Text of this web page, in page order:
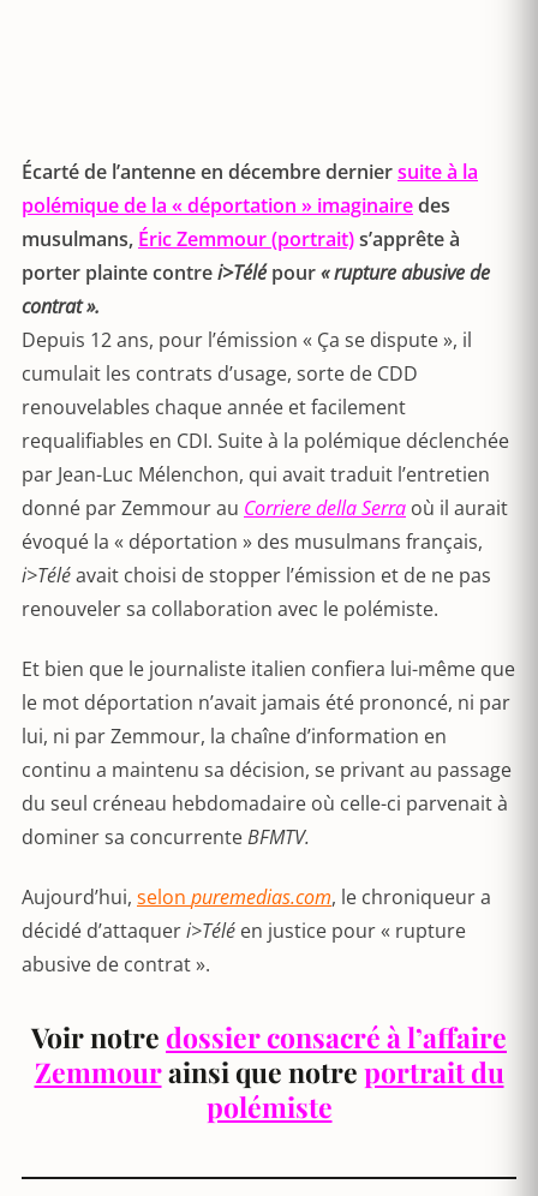
Écarté de l’antenne en décembre derniersuite à la
polémique de la « déportation » imaginairedes
musulmans, Éric Zemmour (portrait)s’apprête à
porter plainte contrei>Télépour« rupture abusive de
contrat ».
Depuis 12 ans, pour l’émission « Ça se dispute », il
cumulait les contrats d’usage, sorte de CDD
renouvelables chaque année et facilement
requalifiables en CDI. Suite à la polémique déclenchée
par Jean-Luc Mélenchon, qui avait traduit l’entretien
donné par Zemmour au Corriere della Serra où il aurait
évoqué la « déportation » des musulmans français,
i>Téléavait choisi de stopper l’émission et de ne pas
renouveler sa collaboration avec le polémiste.
Et bien que le journaliste italien confiera lui-même que
le mot déportation n’avait jamais été prononcé, ni par
lui, ni par Zemmour, la chaîne d’information en
continu a maintenu sa décision, se privant au passage
du seul créneau hebdomadaire où celle-ci parvenait à
dominer sa concurrenteBFMTV.
Aujourd’hui, selon puremedias.com, le chroniqueur a
décidé d’attaqueri>Télé en justice pour « rupture
abusive de contrat ».
Voir notre dossier consacré à l’affaire
Zemmourainsi que notreportrait du
polémiste